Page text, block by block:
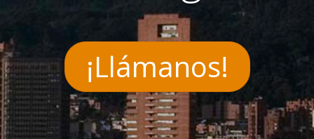
¡Llámanos!